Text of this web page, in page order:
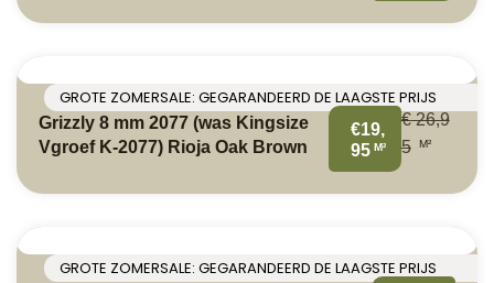
GROTE ZOMERSALE: GEGARANDEERD DE LAAGSTE PRIJS
Grizzly 8 mm 2077 (was Kingsize
Vgroef K-2077) Rioja Oak Brown
€19,
95 M²
€26,9
5
M²
GROTE ZOMERSALE: GEGARANDEERD DE LAAGSTE PRIJS